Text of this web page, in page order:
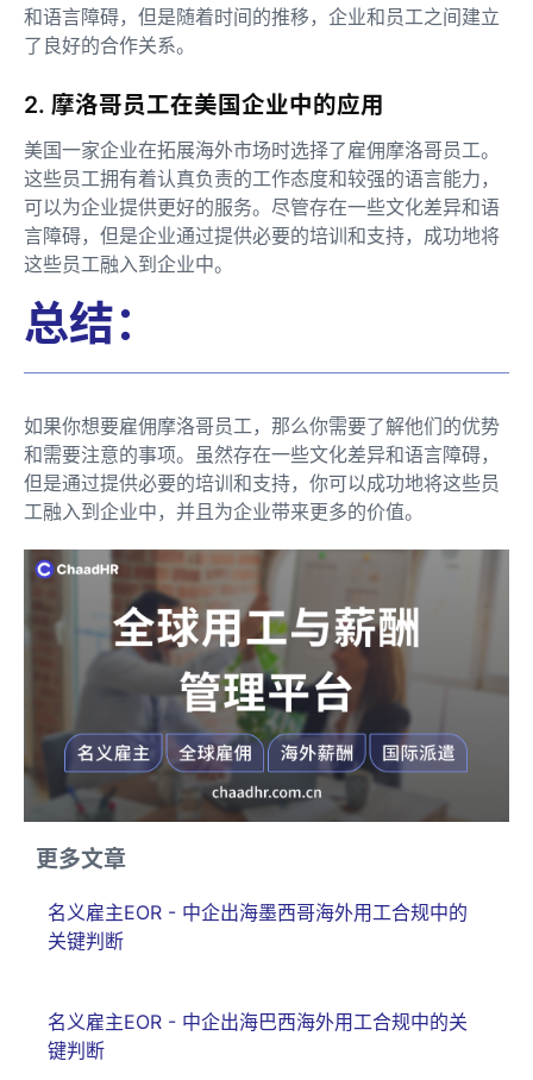
和语言障碍，但是随着时间的推移，企业和员工之间建立
了良好的合作关系。
2. 摩洛哥员工在美国企业中的应用
美国一家企业在拓展海外市场时选择了雇佣摩洛哥员工。
这些员工拥有着认真负责的工作态度和较强的语言能力，
可以为企业提供更好的服务。尽管存在一些文化差异和语
言障碍，但是企业通过提供必要的培训和支持，成功地将
这些员工融入到企业中。
总结：
如果你想要雇佣摩洛哥员工，那么你需要了解他们的优势
和需要注意的事项。虽然存在一些文化差异和语言障碍，
但是通过提供必要的培训和支持，你可以成功地将这些员
工融入到企业中，并且为企业带来更多的价值。
更多文章
名义雇主EOR - 中企出海墨西哥海外用工合规中的
关键判断
名义雇主EOR - 中企出海巴西海外用工合规中的关
键判断